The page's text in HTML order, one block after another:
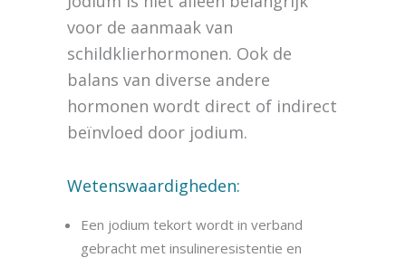
voor de aanmaak van
schildklierhormonen. Ook de
balans van diverse andere
hormonen wordt direct of indirect
beïnvloed door jodium.
Wetenswaardigheden:
Een jodium tekort wordt in verband
gebracht met insulineresistentie en